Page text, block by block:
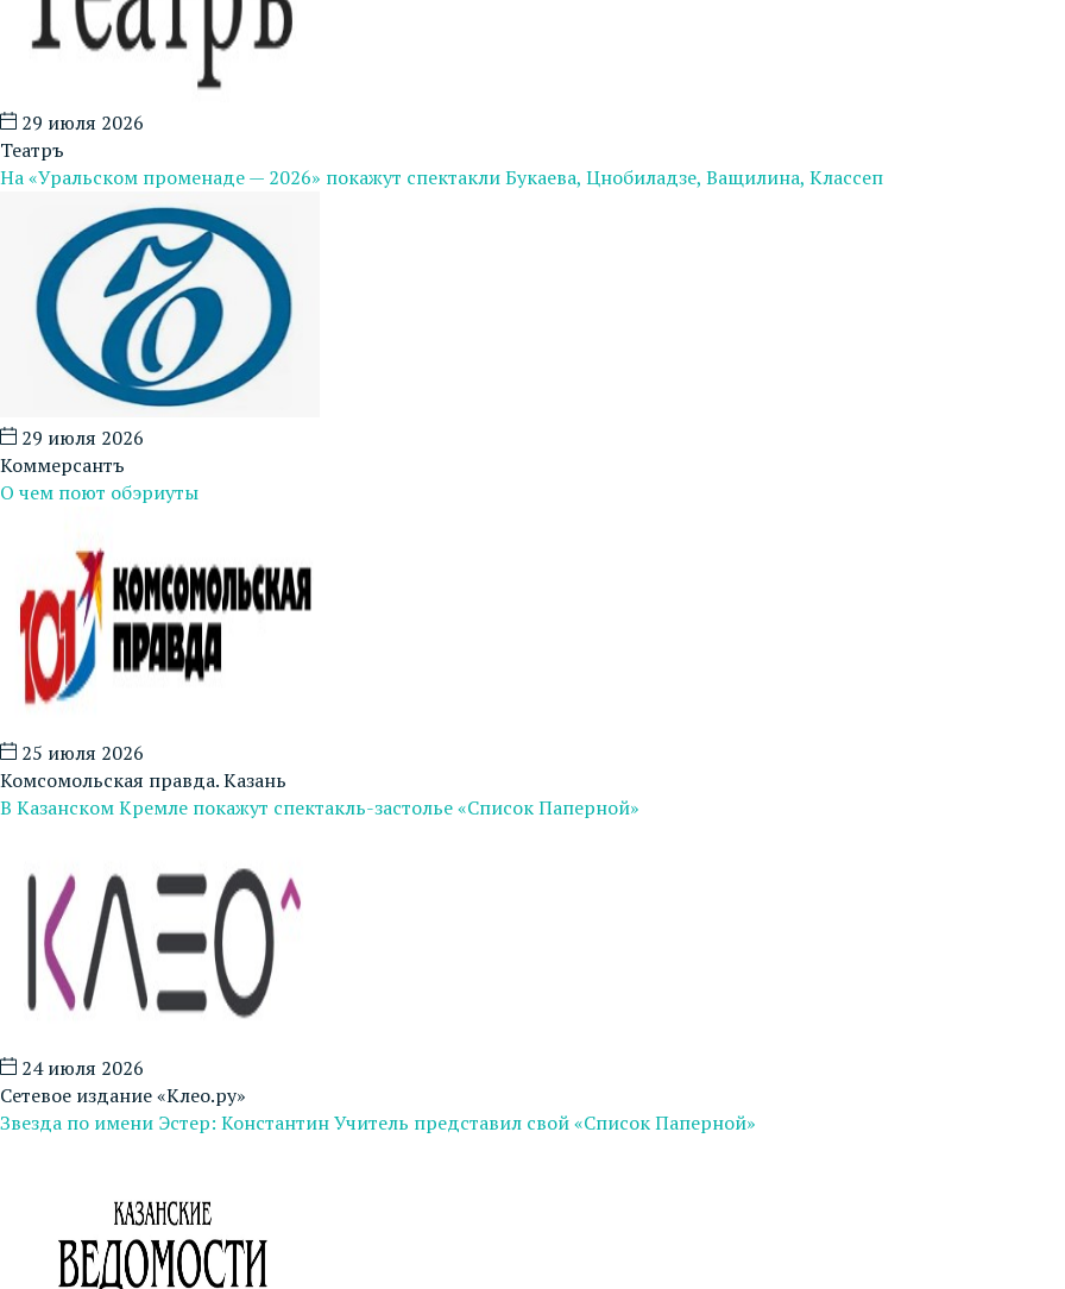
29 июля 2026
Театръ
На «Уральском променаде — 2026» покажут спектакли Букаева, Цнобиладзе, Ващилина, Классеп
29 июля 2026
Коммерсантъ
О чем поют обэриуты
25 июля 2026
Комсомольская правда. Казань
В Казанском Кремле покажут спектакль-застолье «Список Паперной»
24 июля 2026
Сетевое издание «Клео.ру»
Звезда по имени Эстер: Константин Учитель представил свой «Список Паперной»